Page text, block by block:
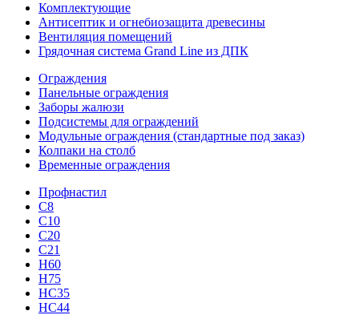
Комплектующие
Антисептик и огнебиозащита древесины
Вентиляция помещений
Грядочная система Grand Line из ДПК
Ограждения
Панельные ограждения
Заборы жалюзи
Подсистемы для ограждений
Модульные ограждения (стандартные под заказ)
Колпаки на столб
Временные ограждения
Профнастил
С8
С10
С20
С21
H60
H75
HС35
НС44